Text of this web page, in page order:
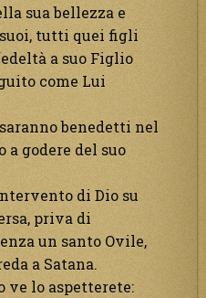
sua bellezza e
tutti quei figli
a suo Figlio
come Lui
benedetti nel
a godere del suo
di Dio su
priva di
un santo Ovile,
a Satana.
ve lo aspetterete: